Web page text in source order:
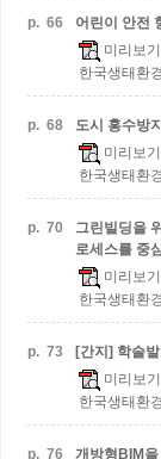
p. 66 어린이 안전
미리보기
한국생태환
p. 68
도시 홍수방
미리보기
한국생태환
p. 70 그린빌딩을
로세스를 중
미리보기
한국생태환
p. 73
[간지] 학술
미리보기
한국생태환
p. 76 개방형BIM